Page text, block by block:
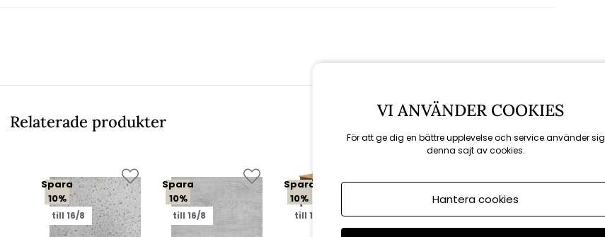
Relaterade produkter
Spara
10%
till 16/8
Spara
10%
till 16/8
Spara
10%
till 16/8
VI ANVÄNDER COOKIES
För att ge dig en bättre upplevelse och service använder sig
denna sajt av cookies.
Hantera cookies